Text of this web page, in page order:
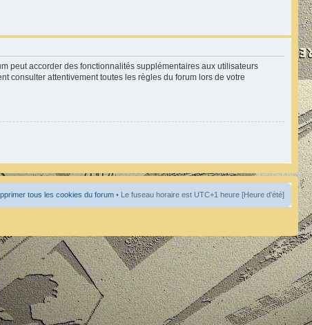
peut accorder des fonctionnalités supplémentaires aux utilisateurs
consulter attentivement toutes les règles du forum lors de votre
tous les cookies du forum • Le fuseau horaire est UTC+1 heure [Heure d’été]